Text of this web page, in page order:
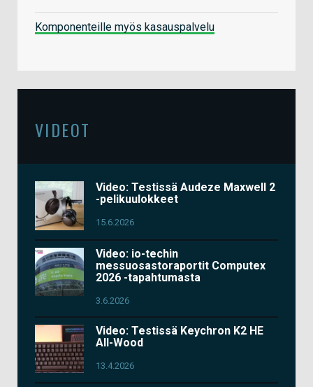
Komponenteille myös kasauspalvelu
VIDEOT
Video: Testissä Audeze Maxwell 2
-pelikuulokkeet
15.6.2026
Video: io-techin
messuosastoraportit Computex
2026 -tapahtumasta
3.6.2026
Video: Testissä Keychron K2 HE
All-Wood
13.4.2026